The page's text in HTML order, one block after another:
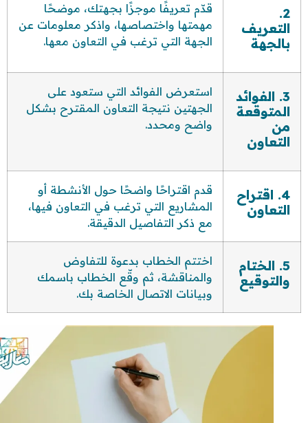
2.
التعريف
بالجهة
قدّم تعريفًا موجزًا بجهتك، موضحًا
مهمتها واختصاصها، واذكر معلومات عن
الجهة التي ترغب في التعاون معها.
3. الفوائد
المتوقعة
من
التعاون
استعرض الفوائد التي ستعود على
الجهتين نتيجة التعاون المقترح بشكل
واضح ومحدد.
4. اقتراح
التعاون
قدم اقتراحًا واضحًا حول الأنشطة أو
المشاريع التي ترغب في التعاون فيها،
مع ذكر التفاصيل الدقيقة.
5. الختام
والتوقيع
اختتم الخطاب بدعوة للتفاوض
والمناقشة، ثم وقّع الخطاب باسمك
وبيانات الاتصال الخاصة بك.